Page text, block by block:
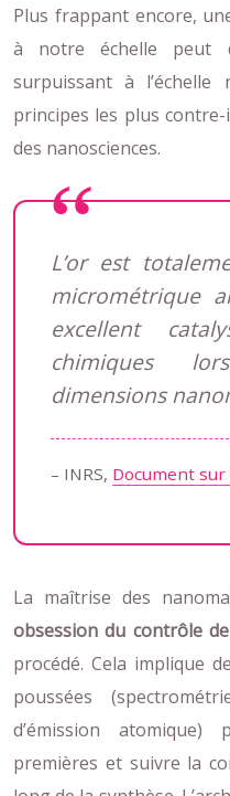
Plus frappant encore,
à notre échelle peut
surpuissant à l’échelle
principes les plus
des nanosciences.
L’or est
micrométrique
excellent
chimiques
dimensions
– INRS, Document
La maîtrise des
obsession du contrôle
procédé. Cela implique
poussées
d’émission
premières et suivre la